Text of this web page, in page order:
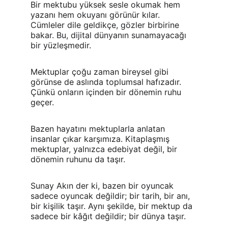
Bir mektubu yüksek sesle okumak hem
yazanı hem okuyanı görünür kılar.
Cümleler dile geldikçe, gözler birbirine
bakar. Bu, dijital dünyanın sunamayacağı
bir yüzleşmedir.
Mektuplar çoğu zaman bireysel gibi
görünse de aslında toplumsal hafızadır.
Çünkü onların içinden bir dönemin ruhu
geçer.
Bazen hayatını mektuplarla anlatan
insanlar çıkar karşımıza. Kitaplaşmış
mektuplar, yalnızca edebiyat değil, bir
dönemin ruhunu da taşır.
Sunay Akın der ki, bazen bir oyuncak
sadece oyuncak değildir; bir tarih, bir anı,
bir kişilik taşır. Aynı şekilde, bir mektup da
sadece bir kâğıt değildir; bir dünya taşır.